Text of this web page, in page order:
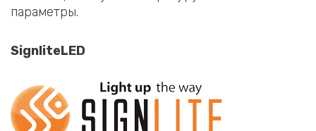
параметры.
SignliteLED